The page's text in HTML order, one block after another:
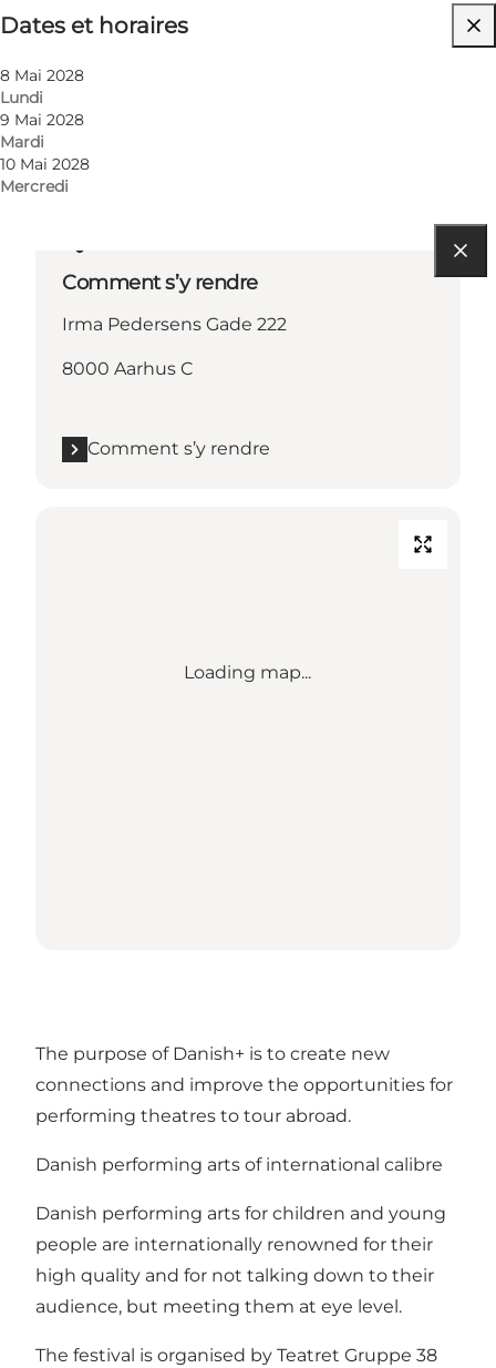
Dates et horaires
8 Mai 2028
Lundi
9 Mai 2028
Mardi
10 Mai 2028
Mercredi
Visiter le site web
Comment s’y rendre
Irma Pedersens Gade 222
8000 Aarhus C
Comment s’y rendre
Loading map...
The purpose of Danish+ is to create new
connections and improve the opportunities for
performing theatres to tour abroad.
Danish performing arts of international calibre
Danish performing arts for children and young
people are internationally renowned for their
high quality and for not talking down to their
audience, but meeting them at eye level.
The festival is organised by Teatret Gruppe 38